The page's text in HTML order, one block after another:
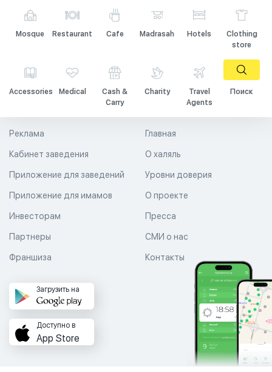
Mosque Restaurant Cafe Madrasah Hotels
Clothing
store
Accessories Medical
Cash &
Carry
Charity
Travel
Agents
Поиск
Главная
О халяль
Уровни доверия
Реклама
Кабинет заведения
Приложение для заведений
Приложение для имамов О проекте
Пресса
СМИ о нас
Контакты
Инвесторам
Партнеры
Франшиза
Загрузить на
Доступно в
App Store